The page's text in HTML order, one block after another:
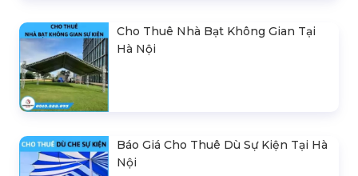
Cho Thuê Nhà Bạt Không Gian Tại
Hà Nội
Báo Giá Cho Thuê Dù Sự Kiện Tại Hà
Nội